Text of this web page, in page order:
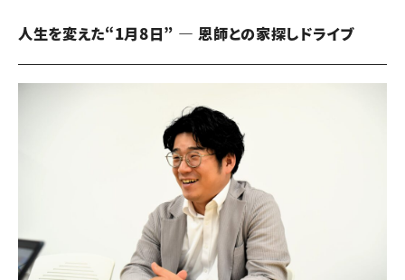
人生を変えた“1月8日” ― 恩師との家探しドライブ